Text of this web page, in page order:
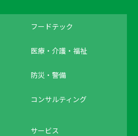
フードテック
医療・介護・福祉
防災・警備
コンサルティング
サービス